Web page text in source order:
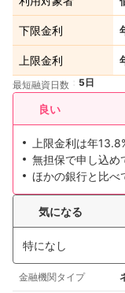
下限金利
上限金利
最短融資日数 5日
良い
上限金利は年
無担保で申し込め
ほかの銀行と比べ
気になる
特になし
金融機関タイプ